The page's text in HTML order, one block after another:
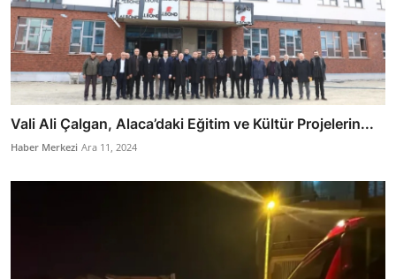
Vali Ali Çalgan, Alaca’daki Eğitim ve Kültür Projelerin...
Haber Merkezi Ara 11, 2024